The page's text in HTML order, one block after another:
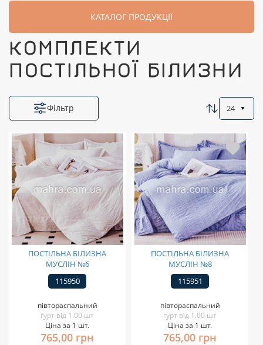
КАТАЛОГ ПРОДУКЦІЇ
КОМПЛЕКТИ
ПОСТІЛЬНОЇ БІЛИЗНИ
Фільтр 24
ПОСТІЛЬНА БІЛИЗНА
МУСЛІН №6
115950
півтораспальний
гурт від 1.00 шт
Ціна за 1 шт.
765,00 грн
ПОСТІЛЬНА БІЛИЗНА
МУСЛІН №8
115951
півтораспальний
гурт від 1.00 шт
Ціна за 1 шт.
765,00 грн